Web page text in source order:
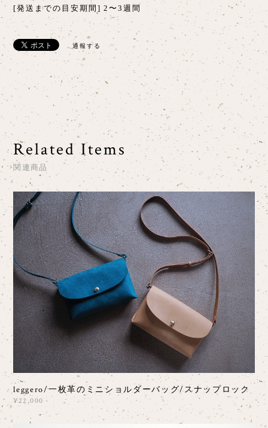
[発送までの目安期間] 2〜3週間
通報する
Related Items
関連商品
leggero/一枚革のミニショルダーバッグ/スナップロック
¥22,000